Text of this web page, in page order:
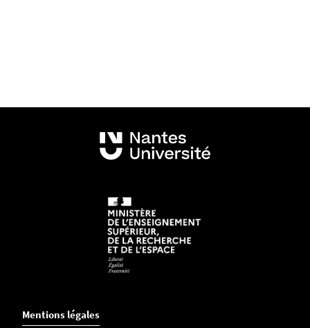
Mentions légales